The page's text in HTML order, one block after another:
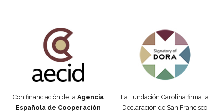
Con financiación de la Agencia
Española de Cooperación
La Fundación Carolina firma la
Declaración de San Francisco